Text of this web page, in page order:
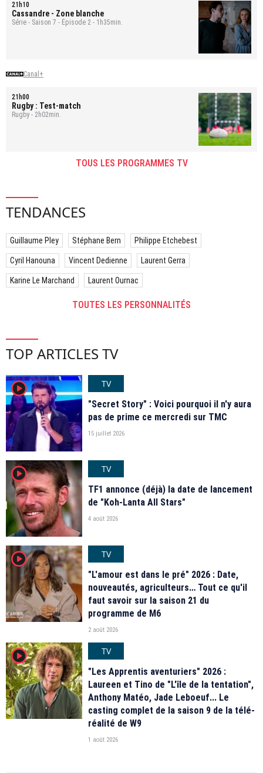
21h10
Cassandre - Zone blanche
Série - Saison 7 - Épisode 2 - 1h35min.
Canal+
21h00
Rugby : Test-match
Rugby - 2h02min.
TOUS LES PROGRAMMES TV
TENDANCES
Guillaume Pley Stéphane Bern Philippe Etchebest
Cyril Hanouna Vincent Dedienne Laurent Gerra
Karine Le Marchand Laurent Ournac
TOUTES LES PERSONNALITÉS
TOP ARTICLES TV
player2
TV
"Secret Story" : Voici pourquoi il n'y aura
pas de prime ce mercredi sur TMC
15 juillet 2026
player2
TV
TF1 annonce (déjà) la date de lancement
de "Koh-Lanta All Stars"
4 août 2026
player2
TV
"L'amour est dans le pré" 2026 : Date,
nouveautés, agriculteurs… Tout ce qu'il
faut savoir sur la saison 21 du
programme de M6
2 août 2026
player2
TV
"Les Apprentis aventuriers" 2026 :
Laureen et Tino de "L'île de la tentation",
Anthony Matéo, Jade Leboeuf... Le
casting complet de la saison 9 de la télé-
réalité de W9
1 août 2026